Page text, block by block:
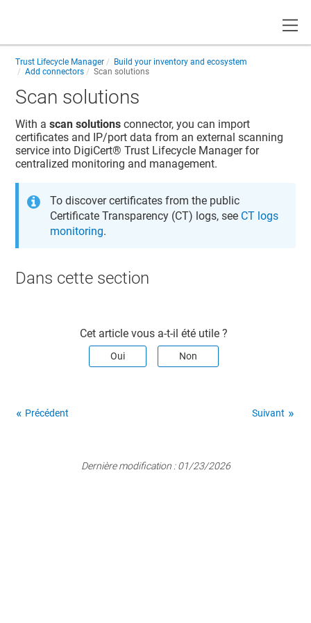
Trust Lifecycle Manager
Build your inventory and ecosystem
Add connectors
Scan solutions
Scan solutions
With ascan solutions connector, you can import
certificates and IP/port data from an external scanning
service into DigiCert​​®​​ Trust Lifecycle Managerfor
centralized monitoring and management.
To discover certificates from the public
Certificate Transparency (CT) logs, see CT logs
monitoring.
Dans cette section​
Cet article vous a-t-il été utile ?
Oui Non
Précédent Suivant
Dernière modification :01/23/2026